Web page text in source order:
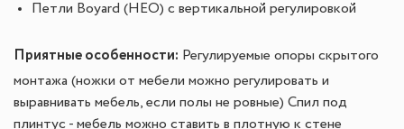
Петли Boyard (НЕО) с вертикальной регулировкой
Приятные особенности: Регулируемые опоры скрытого
монтажа (ножки от мебели можно регулировать и
выравнивать мебель, если полы не ровные) Спил под
плинтус - мебель можно ставить в плотную к стене